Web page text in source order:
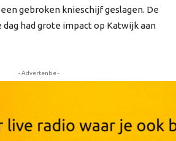
gebroken knieschijf geslagen. De
had grote impact op Katwijk aan
- Advertentie -